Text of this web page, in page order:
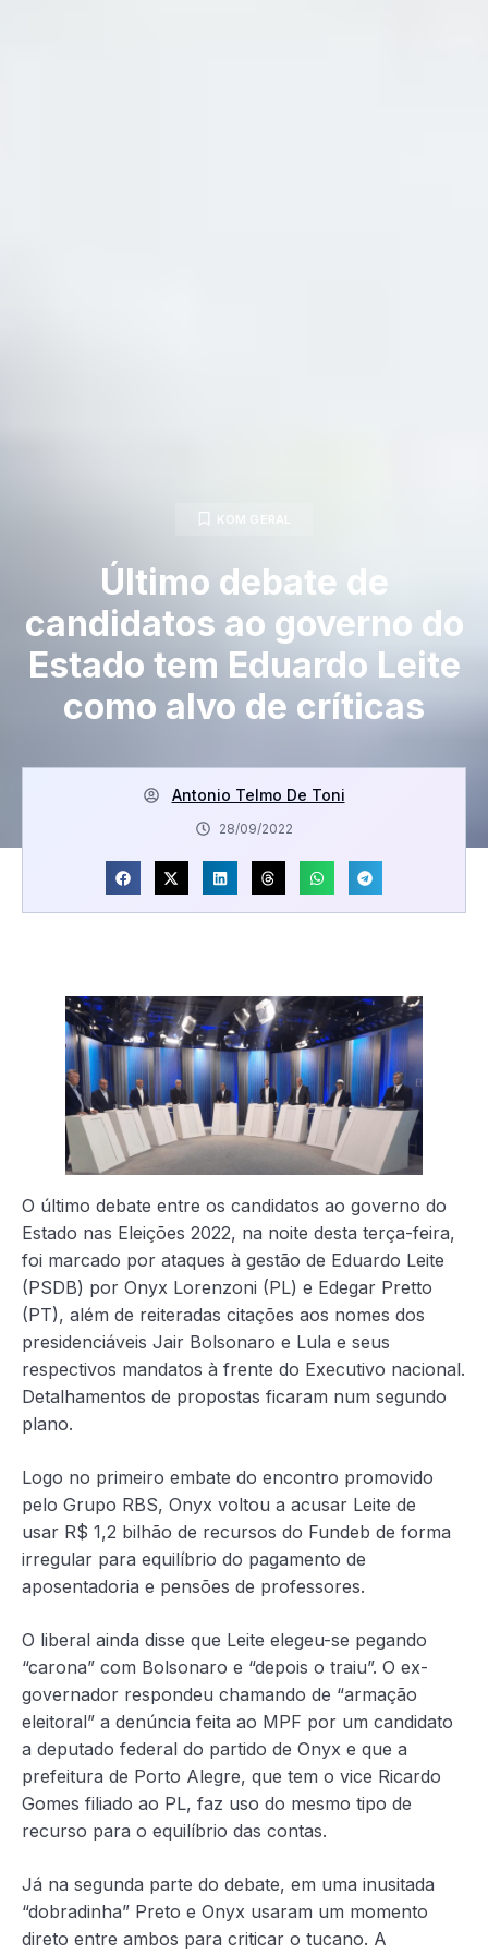
KOM GERAL
Último debate de
candidatos ao governo do
Estado tem Eduardo Leite
como alvo de críticas
Antonio Telmo De Toni
28/09/2022
O último debate entre os candidatos ao governo do
Estado nas Eleições 2022, na noite desta terça-feira,
foi marcado por ataques à gestão de Eduardo Leite
(PSDB) por Onyx Lorenzoni (PL) e Edegar Pretto
(PT), além de reiteradas citações aos nomes dos
presidenciáveis Jair Bolsonaro e Lula e seus
respectivos mandatos à frente do Executivo nacional.
Detalhamentos de propostas ficaram num segundo
plano.
Logo no primeiro embate do encontro promovido
pelo Grupo RBS, Onyx voltou a acusar Leite de
usar R$ 1,2 bilhão de recursos do Fundeb de forma
irregular para equilíbrio do pagamento de
aposentadoria e pensões de professores.
O liberal ainda disse que Leite elegeu-se pegando
“carona” com Bolsonaro e “depois o traiu”. O ex-
governador respondeu chamando de “armação
eleitoral” a denúncia feita ao MPF por um candidato
a deputado federal do partido de Onyx e que a
prefeitura de Porto Alegre, que tem o vice Ricardo
Gomes filiado ao PL, faz uso do mesmo tipo de
recurso para o equilíbrio das contas.
Já na segunda parte do debate, em uma inusitada
“dobradinha” Preto e Onyx usaram um momento
direto entre ambos para criticar o tucano. A